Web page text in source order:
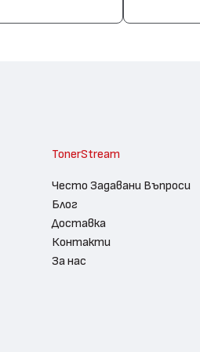
TonerStream
Често Задавани Въпроси
Блог
Доставка
Контакти
За нас